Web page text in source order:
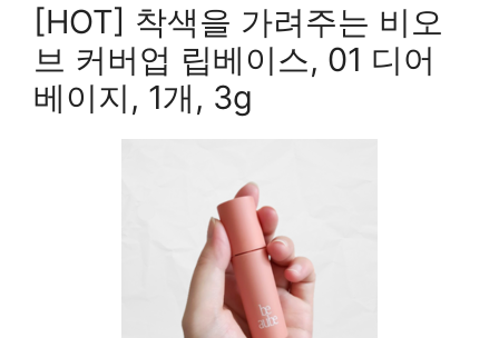
[HOT] 착색을 가려주는 비오
브 커버업 립베이스, 01 디어
베이지, 1개, 3g